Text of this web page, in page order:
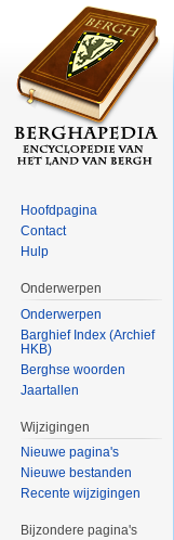
Hoofdpagina
Contact
Hulp
Onderwerpen
Onderwerpen
Barghief Index (Archief
HKB)
Berghse woorden
Jaartallen
Wijzigingen
Nieuwe pagina's
Nieuwe bestanden
Recente wijzigingen
Bijzondere pagina's